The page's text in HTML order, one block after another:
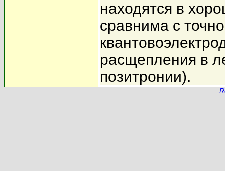
находятся в
сравнима с
расщепления в
позитронии).